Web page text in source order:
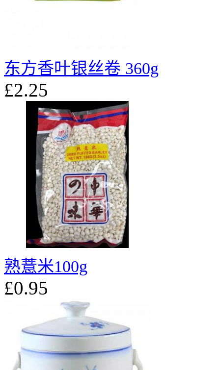
东方香叶银丝卷 360g
£2.25
熟薏米100g
£0.95